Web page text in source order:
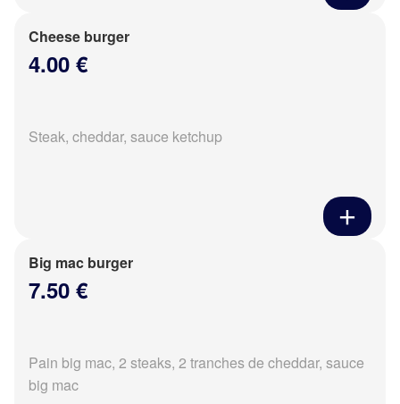
Cheese burger
4.00 €
Steak, cheddar, sauce ketchup
Big mac burger
7.50 €
Pain big mac, 2 steaks, 2 tranches de cheddar, sauce
big mac